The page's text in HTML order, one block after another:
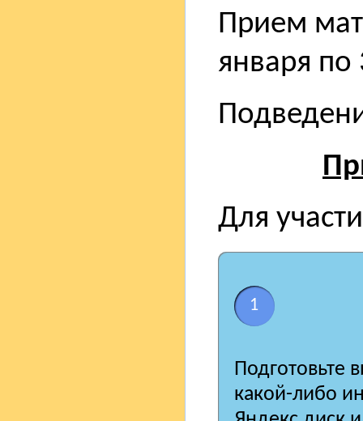
Прием
января по
Для
1
Подготовьте
какой-либо